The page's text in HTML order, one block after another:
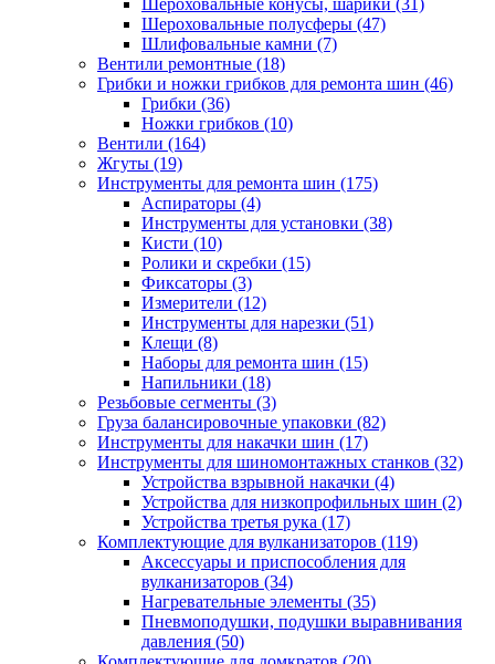
Шероховальные конусы, шарики (31)
Шероховальные полусферы (47)
Шлифовальные камни (7)
Вентили ремонтные (18)
Грибки и ножки грибков для ремонта шин (46)
Грибки (36)
Ножки грибков (10)
Вентили (164)
Жгуты (19)
Инструменты для ремонта шин (175)
Аспираторы (4)
Инструменты для установки (38)
Кисти (10)
Ролики и скребки (15)
Фиксаторы (3)
Измерители (12)
Инструменты для нарезки (51)
Клещи (8)
Наборы для ремонта шин (15)
Напильники (18)
Резьбовые сегменты (3)
Груза балансировочные упаковки (82)
Инструменты для накачки шин (17)
Инструменты для шиномонтажных станков (32)
Устройства взрывной накачки (4)
Устройства для низкопрофильных шин (2)
Устройства третья рука (17)
Комплектующие для вулканизаторов (119)
Аксессуары и приспособления для
вулканизаторов (34)
Нагревательные элементы (35)
Пневмоподушки, подушки выравнивания
давления (50)